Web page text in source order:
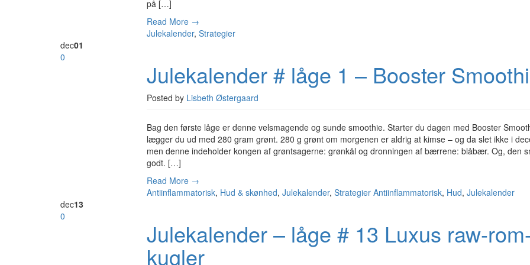
på […]
Read More →
Julekalender,Strategier
dec01
0
Julekalender # låge 1 – Booster
Posted by Lisbeth Østergaard
Bag den første låge er denne velsmagende og sunde smoothie. Starter du dagen med Booster
lægger du ud med 280 gram grønt. 280 g grønt om morgenen er aldrig at kimse – og da slet ikke i
men denne indeholder kongen af grøntsagerne: grønkål og dronningen af bærrene: blåbær. Og, den
godt. […]
Read More →
Antiinflammatorisk, Hud & skønhed,Julekalender,Strategier Antiinflammatorisk, Hud,Julekalender
dec13
0
Julekalender – låge # 13 Luxus raw-
kugler